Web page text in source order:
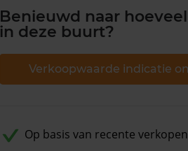
Benieuwd naar
in deze buurt?
Verkoopwaarde indicatie
Op basis van recente verkopen